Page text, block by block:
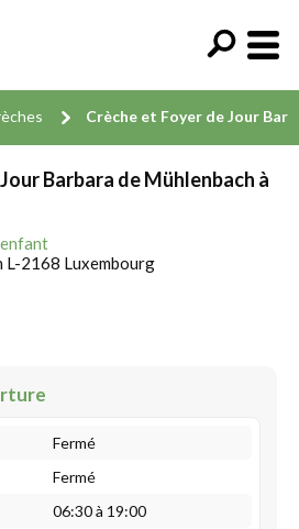
Crèche et Foyer de Jour
Barbara de Mühlenbach à
L-2168 Luxembourg
Fermé
Fermé
06:30 à 19:00